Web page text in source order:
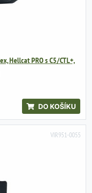
Hellcat PRO s C5/CTL+,
DO KOŠÍKU
VIR951-0055